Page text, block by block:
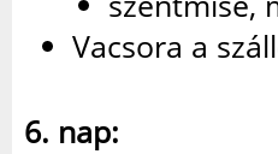
Vacsora a
6. nap: